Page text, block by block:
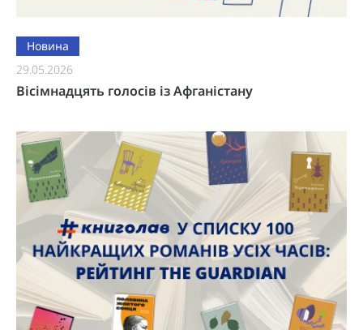
Новина
29.05.2026
Вісімнадцять голосів із Афганістану